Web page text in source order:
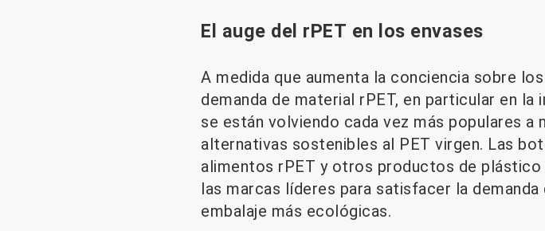
El auge del rPET en los envases
A medida que aumenta la conciencia sobre
demanda de material rPET, en particular en
se están volviendo cada vez más populares a
alternativas sostenibles al PET virgen. Las
alimentos rPET y otros productos de
las marcas líderes para satisfacer la
embalaje más ecológicas.